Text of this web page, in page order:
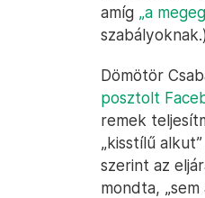
amíg „a
szabályoknak.)
Dömötör
posztolt
remek
„kisstílű
szerint az
mondta,